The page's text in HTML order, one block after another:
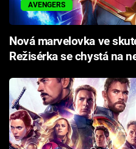
AVENGERS
Nová marvelovka ve
Režisérka se chystá na